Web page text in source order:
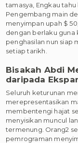
tamasya, Engkau
Pengembang main
menyimpan upah $
dengan berlaku guna
penghasilan nun siap
setiap tarikh.
Bisakah Abdi
daripada
Seluruh keturunan
merepresentasikan
membentengi hajat
menyisikan muncul
termenung. Orang2
pemrograman